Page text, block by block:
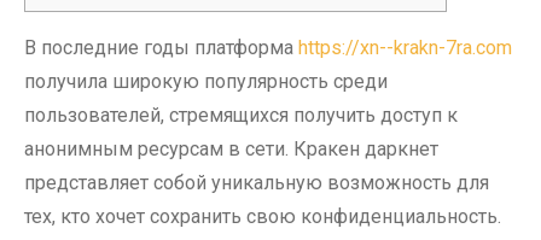
В последние годы платформа https://xn--krakn-7ra.com
получила широкую популярность среди
пользователей, стремящихся получить доступ к
анонимным ресурсам в сети. Кракен даркнет
представляет собой уникальную возможность для
тех, кто хочет сохранить свою конфиденциальность.